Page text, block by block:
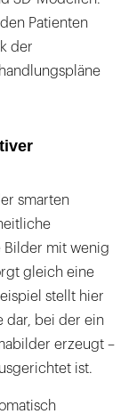
Patienten
der
smarten
Bilder mit wenig
gleich eine
stellt hier
dar, bei der ein
erzeugt –
ist.